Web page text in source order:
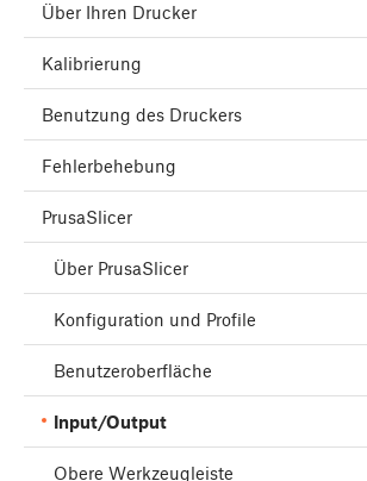
Über Ihren Drucker
Kalibrierung
Benutzung des Druckers
Fehlerbehebung
PrusaSlicer
Über PrusaSlicer
Konfiguration und Profile
Benutzeroberfläche
Input/Output
Obere Werkzeugleiste